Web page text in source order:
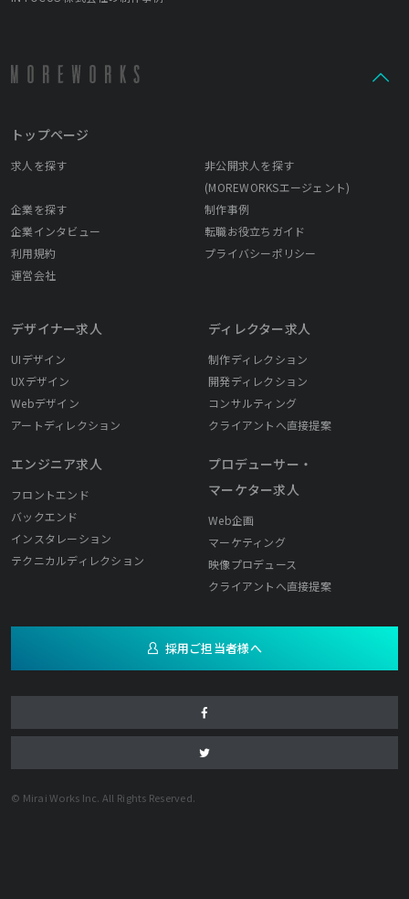
トップページ
求人を探す
非公開求人を探す
(MOREWORKSエージェント)
企業を探す
制作事例
企業インタビュー
転職お役立ちガイド
利用規約
プライバシーポリシー
運営会社
デザイナー求人
UIデザイン
UXデザイン
Webデザイン
アートディレクション
エンジニア求人
フロントエンド
バックエンド
インスタレーション
テクニカルディレクション
ディレクター求人
制作ディレクション
開発ディレクション
コンサルティング
クライアントへ直接提案
プロデューサー・
マーケター求人
Web企画
マーケティング
映像プロデュース
クライアントへ直接提案
採用ご担当者様へ
© Mirai Works Inc. All Rights Reserved.